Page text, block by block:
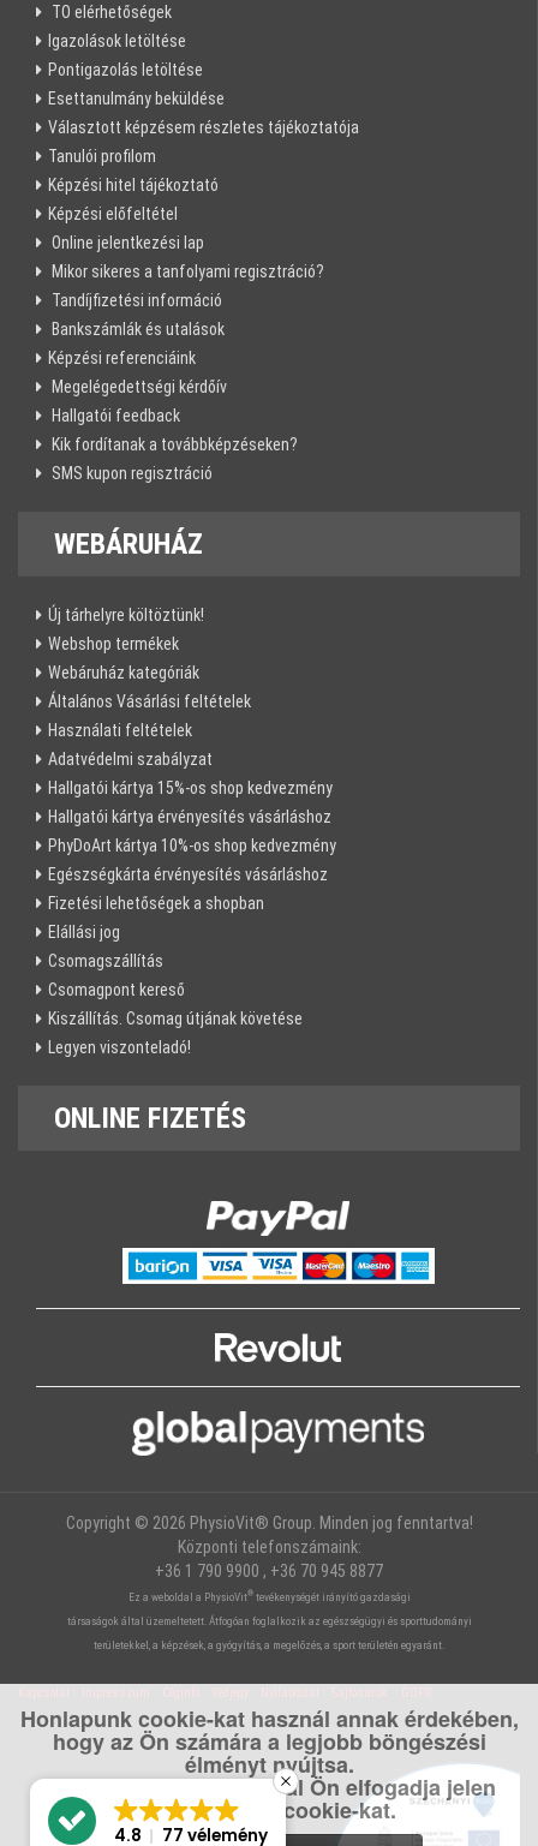
TO elérhetőségek
Igazolások letöltése
Pontigazolás letöltése
Esettanulmány beküldése
Választott képzésem részletes tájékoztatója
Tanulói profilom
Képzési hitel tájékoztató
Képzési előfeltétel
Online jelentkezési lap
Mikor sikeres a tanfolyami regisztráció?
Tandíjfizetési információ
Bankszámlák és utalások
Képzési referenciáink
Megelégedettségi kérdőív
Hallgatói feedback
Kik fordítanak a továbbképzéseken?
SMS kupon regisztráció
WEBÁRUHÁZ
Új tárhelyre költöztünk!
Webshop termékek
Webáruház kategóriák
Általános Vásárlási feltételek
Használati feltételek
Adatvédelmi szabályzat
Hallgatói kártya 15%-os shop kedvezmény
Hallgatói kártya érvényesítés vásárláshoz
PhyDoArt kártya 10%-os shop kedvezmény
Egészségkárta érvényesítés vásárláshoz
Fizetési lehetőségek a shopban
Elállási jog
Csomagszállítás
Csomagpont kereső
Kiszállítás. Csomag útjának követése
Legyen viszonteladó!
ONLINE FIZETÉS
Copyright © 2026 PhysioVit® Group. Minden jog fenntartva!
Központi telefonszámaink:
+36 1 790 9900 , +36 70 945 8877
Ez a weboldal a PhysioVit®tevékenységét irányító gazdasági
társaságok által üzemeltetett. Átfogóan foglalkozik az egészségügyi és sporttudományi
területekkel, a képzések, a gyógyítás, a megelőzés, a sport területén egyaránt.
Kapcsolat Impresszum Céginfó Védjegy Nyilatkozat Sajtósarok GDPR
Honlapunk cookie-kat használ annak érdekében,
hogy az Ön számára a legjobb böngészési
élményt nyújtsa.
A weboldal használatával Ön elfogadja jelen
felhasználási cookie-kat.
4.8 77 vélemény